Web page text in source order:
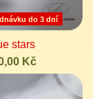
do 3 dní
stars
Kč